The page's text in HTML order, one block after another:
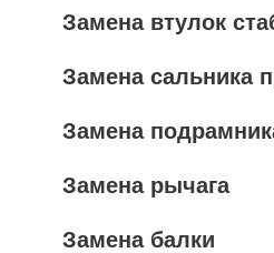
Замена втулок
Замена сальника
Замена
Замена рычага
Замена балки